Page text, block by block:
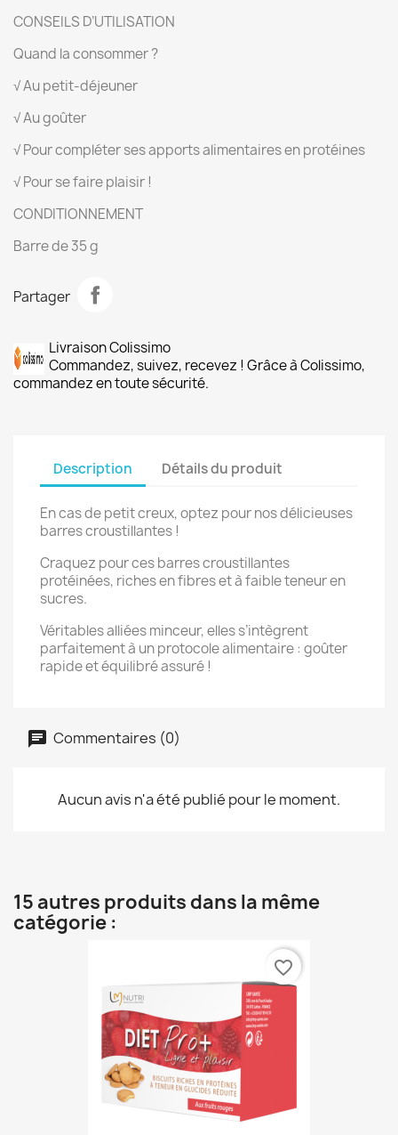
CONSEILS D’UTILISATION
Quand la consommer ?
√ Au petit-déjeuner
√ Au goûter
√ Pour compléter ses apports alimentaires en protéines
√ Pour se faire plaisir !
CONDITIONNEMENT
Barre de 35 g
Partager
Livraison Colissimo
Commandez, suivez, recevez ! Grâce à Colissimo,
commandez en toute sécurité.
Description Détails du produit
En cas de petit creux, optez pour nos délicieuses
barres croustillantes !
Craquez pour ces barres croustillantes
protéinées, riches en fibres et à faible teneur en
sucres.
Véritables alliées minceur, elles s’intègrent
parfaitement à un protocole alimentaire : goûter
rapide et équilibré assuré !
Commentaires (0)
Aucun avis n'a été publié pour le moment.
15 autres produits dans la même
catégorie :
favorite_border